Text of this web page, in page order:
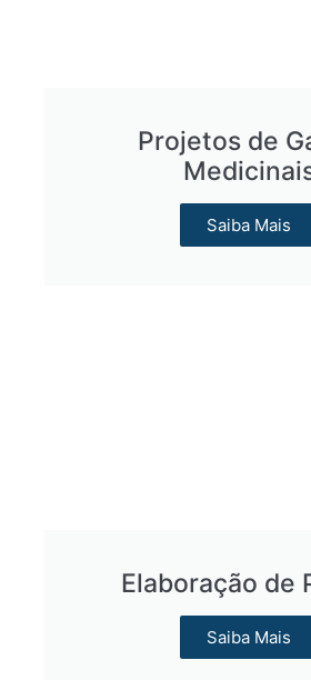
Projetos de
Saiba Mais
Elaboração de
Saiba Mais